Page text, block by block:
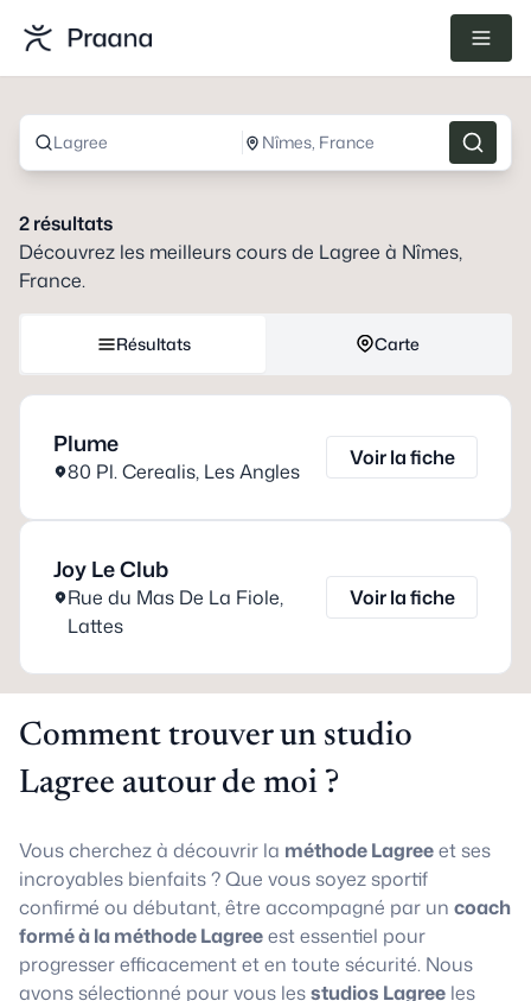
Lagree Nîmes, France
2résultats
Découvrez les meilleurs cours de Lagree à Nîmes,
France.
Résultats Carte
Plume
80 Pl. Cerealis, Les Angles
Voir la fiche
Joy Le Club
Rue du Mas De La Fiole,
Lattes
Voir la fiche
Comment trouver un studio
Lagree autour de moi ?
Vous cherchez à découvrir la méthode Lagreeet ses
incroyables bienfaits ? Que vous soyez sportif
confirmé ou débutant, être accompagné par un coach
formé à la méthode Lagreeest essentiel pour
progresser efficacement et en toute sécurité. Nous
avons sélectionné pour vous lesstudios Lagree les